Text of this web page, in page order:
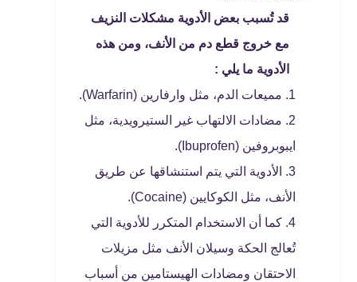
قد تُسبب بعض الأدوية مشكلات النزيف
مع خروج قطع دم من الأنف، ومن هذه
الأدوية ما يلي :
مميعات الدم، مثل وارفارين (Warfarin).
مضادات الالتهاب غير الستيرويدية، مثل
ايبوبروفين (Ibuprofen).
الأدوية التي يتم استنشاقها عن طريق
الأنف، مثل الكوكايين (Cocaine).
كما أن الاستخدام المتكرر للأدوية التي
تُعالج الحكة وسيلان الأنف مثل مزيلات
الاحتقان ومضادات الهيستامين من أسباب